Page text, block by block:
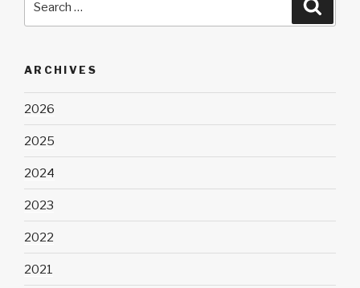
ARCHIVES
2026
2025
2024
2023
2022
2021